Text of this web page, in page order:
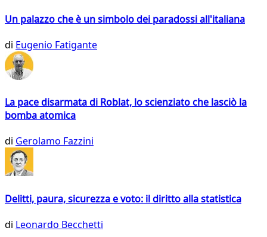
Un palazzo che è un simbolo dei paradossi all'italiana
di Eugenio Fatigante
La pace disarmata di Roblat, lo scienziato che lasciò la
bomba atomica
di Gerolamo Fazzini
Delitti, paura, sicurezza e voto: il diritto alla statistica
di Leonardo Becchetti